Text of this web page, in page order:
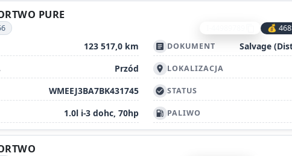
PURE
💰
123 517,0 km article DOKUMENT Salvage
Przód location_on LOKALIZACJA
WMEEJ3BA7BK431745 check_circle STATUS
1.0l i-3 dohc, 70hp local_gas_station PALIWO